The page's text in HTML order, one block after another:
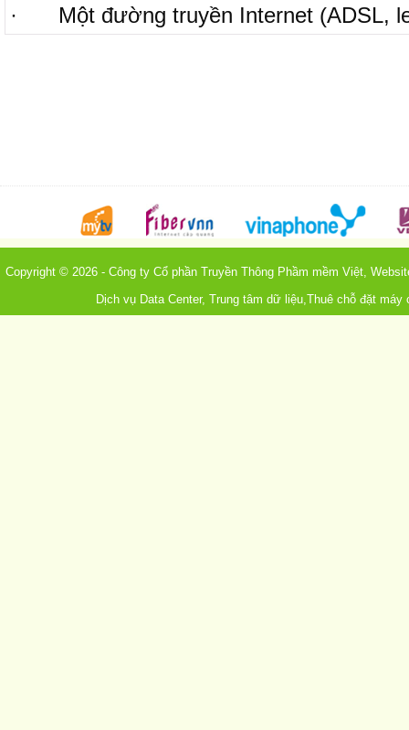
·
Một đường truyền Internet (ADSL,
Copyright © 2026 - Công ty Cổ phần Truyền Thông Phầm mềm Việt,
Dịch vụ Data Center, Trung tâm dữ liệu,Thuê chỗ đặt